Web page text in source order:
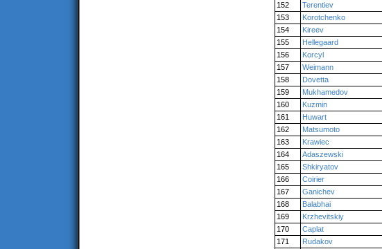
152
Terentiev
153
Korotchenko
154
Kireev
155
Hellegaard
156
Korcyl
157
Weimann
158
Dovetta
159
Mukhamedov
160
Kuzmin
161
Huwart
162
Matsumoto
163
Krawiec
164
Adaszewski
165
Shkiryatov
166
Coirier
167
Ganichev
168
Balabhai
169
Krzhevitskiy
170
Caplat
171
Rudakov